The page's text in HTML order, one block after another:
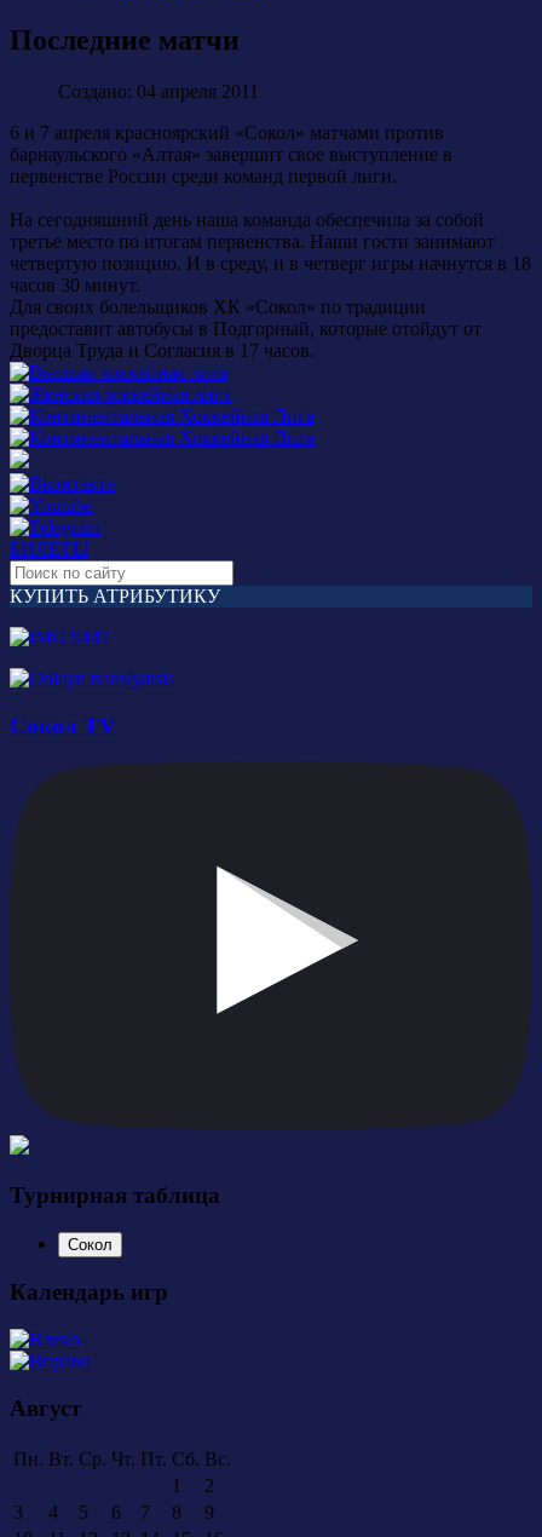
Последние матчи
Создано: 04 апреля 2011
6 и 7 апреля красноярский «Сокол» матчами против
барнаульского «Алтая» завершит свое выступление в
первенстве России среди команд первой лиги.
На сегодняшний день наша команда обеспечила за собой
третье место по итогам первенства. Наши гости занимают
четвертую позицию. И в среду, и в четверг игры начнутся в 18
часов 30 минут.
Для своих болельщиков ХК «Сокол» по традиции
предоставит автобусы в Подгорный, которые отойдут от
Дворца Труда и Согласия в 17 часов.
БИЛЕТЫ
КУПИТЬ АТРИБУТИКУ
Сокол TV
Турнирная таблица
Сокол
Календарь игр
Август
Пн. Вт. Ср. Чт. Пт. Сб. Вс.
1
2
3
4 5 6 7 8
9